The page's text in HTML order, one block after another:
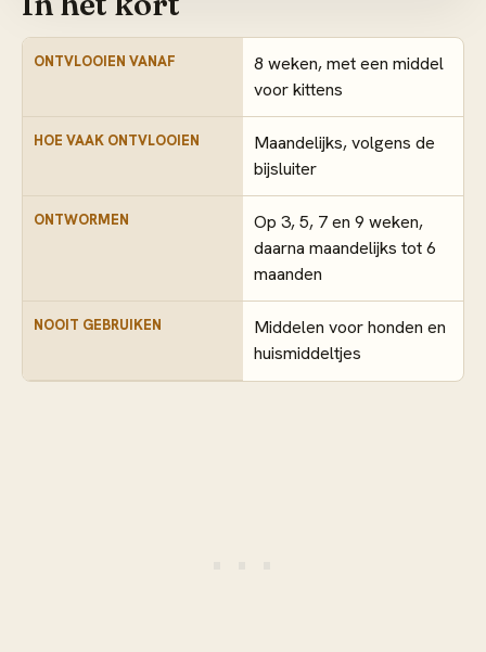
ONTVLOOIEN VANAF
8 weken, met een middel
voor kittens
HOE VAAK ONTVLOOIEN
Maandelijks, volgens de
bijsluiter
ONTWORMEN
Op 3, 5, 7 en 9 weken,
daarna maandelijks tot 6
maanden
NOOIT GEBRUIKEN
Middelen voor honden en
huismiddeltjes